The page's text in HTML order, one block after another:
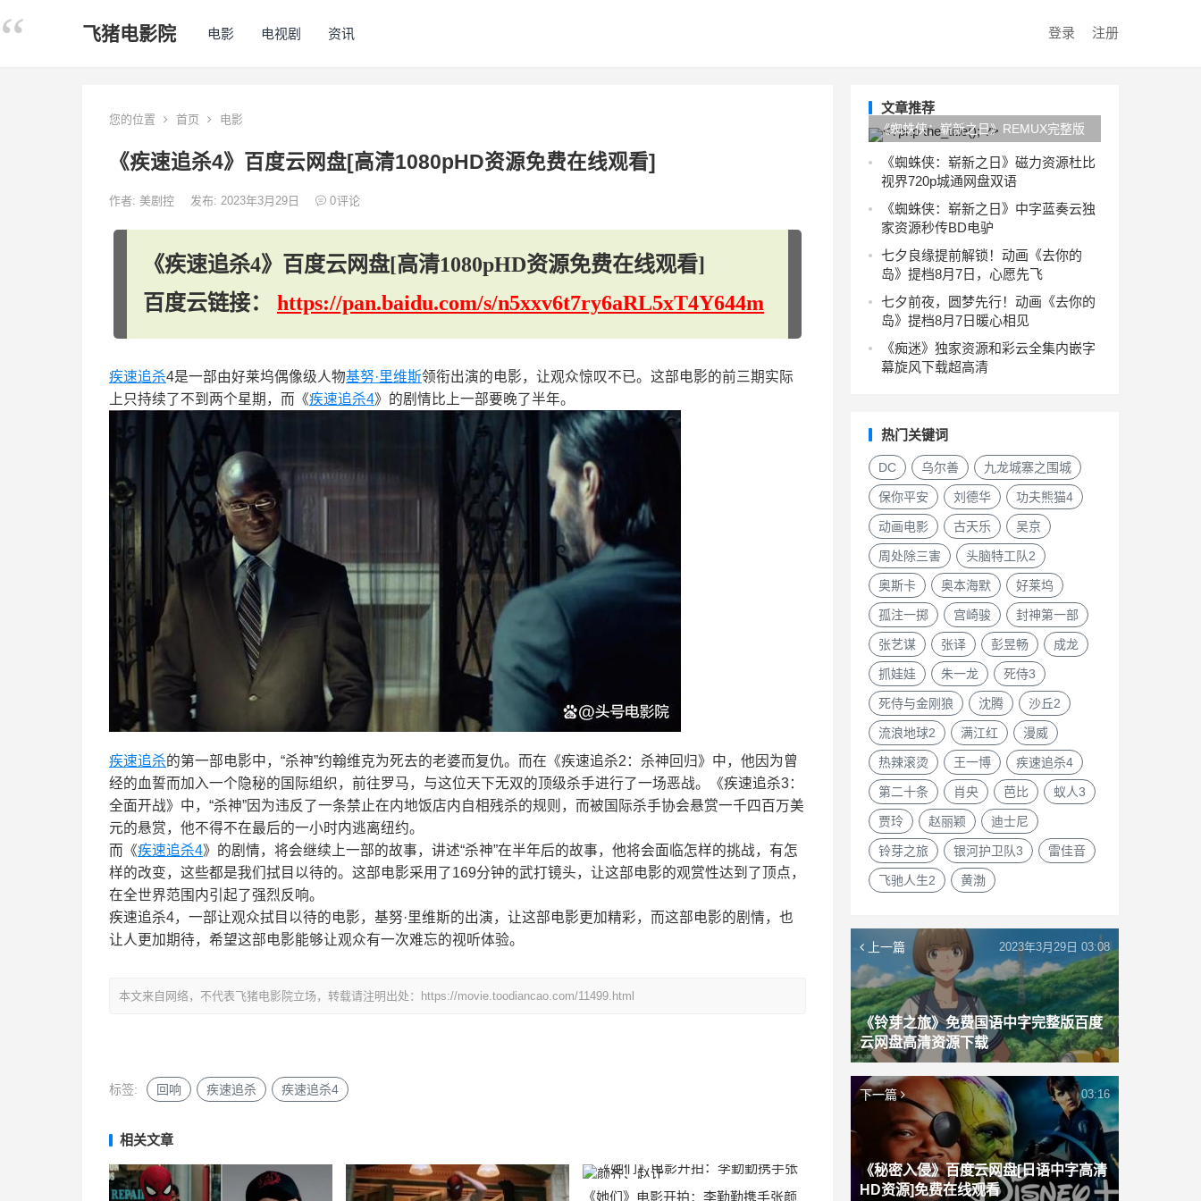
飞猪电影院 电影 电视剧 资讯 登录 注册
您的位置 首页 电影
《疾速追杀4》百度云网盘[高清1080pHD资源免费在线观看]
作者: 美剧控 发布: 2023年3月29日 0评论
《疾速追杀4》百度云网盘[高清1080pHD资源免费在线观看]
百度云链接： https://pan.baidu.com/s/n5xxv6t7ry6aRL5xT4Y644m
疾速追杀4是一部由好莱坞偶像级人物基努·里维斯领衔出演的电影，让观众惊叹不已。这部电影的前三期实际
上只持续了不到两个星期，而《疾速追杀4》的剧情比上一部要晚了半年。
疾速追杀的第一部电影中，“杀神”约翰维克为死去的老婆而复仇。而在《疾速追杀2：杀神回归》中，他因为曾
经的血誓而加入一个隐秘的国际组织，前往罗马，与这位天下无双的顶级杀手进行了一场恶战。《疾速追杀3：
全面开战》中，“杀神”因为违反了一条禁止在内地饭店内自相残杀的规则，而被国际杀手协会悬赏一千四百万美
元的悬赏，他不得不在最后的一小时内逃离纽约。
而《疾速追杀4》的剧情，将会继续上一部的故事，讲述“杀神”在半年后的故事，他将会面临怎样的挑战，有怎
样的改变，这些都是我们拭目以待的。这部电影采用了169分钟的武打镜头，让这部电影的观赏性达到了顶点，
在全世界范围内引起了强烈反响。
疾速追杀4，一部让观众拭目以待的电影，基努·里维斯的出演，让这部电影更加精彩，而这部电影的剧情，也
让人更加期待，希望这部电影能够让观众有一次难忘的视听体验。
本文来自网络，不代表飞猪电影院立场，转载请注明出处：https://movie.toodiancao.com/11499.html
标签: 回响 疾速追杀 疾速追杀4
相关文章
《她们》电影开拍：李勤勤携手张颜
文章推荐
《蜘蛛侠：崭新之日》REMUX完整版
旋风下载在线观看4KUC网盘
《蜘蛛侠：崭新之日》磁力资源杜比
视界720p城通网盘双语
《蜘蛛侠：崭新之日》中字蓝奏云独
家资源秒传BD电驴
七夕良缘提前解锁！动画《去你的
岛》提档8月7日，心愿先飞
七夕前夜，圆梦先行！动画《去你的
岛》提档8月7日暖心相见
《痴迷》独家资源和彩云全集内嵌字
幕旋风下载超高清
热门关键词
DC 乌尔善 九龙城寨之围城
保你平安 刘德华 功夫熊猫4
动画电影 古天乐 吴京
周处除三害 头脑特工队2
奥斯卡 奥本海默 好莱坞
孤注一掷 宫崎骏 封神第一部
张艺谋 张译 彭昱畅 成龙
抓娃娃 朱一龙 死侍3
死侍与金刚狼 沈腾 沙丘2
流浪地球2 满江红 漫威
热辣滚烫 王一博 疾速追杀4
第二十条 肖央 芭比 蚁人3
贾玲 赵丽颖 迪士尼
铃芽之旅 银河护卫队3 雷佳音
飞驰人生2 黄渤
上一篇
《铃芽之旅》免费国语中字完整版百度
云网盘高清资源下载
2023年3月29日 03:08
下一篇
《秘密入侵》百度云网盘[日语中字高清
HD资源]免费在线观看
03:16